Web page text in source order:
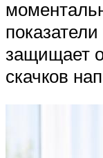
защищает
скачков